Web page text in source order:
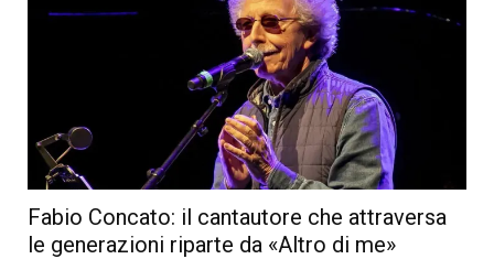
Fabio Concato: il cantautore che attraversa
le generazioni riparte da «Altro di me»